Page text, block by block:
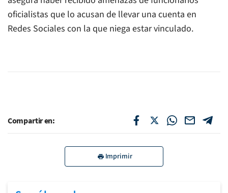
oficialistas que lo acusan de llevar una cuenta en
Redes Sociales con la que niega estar vinculado.
Compartir en:
Imprimir